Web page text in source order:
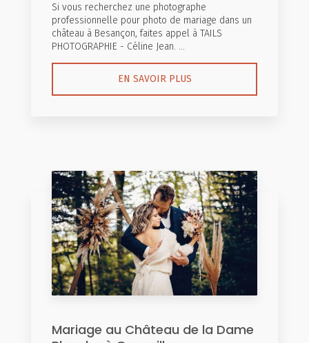
Si vous recherchez une photographe
professionnelle pour photo de mariage dans un
château à Besançon, faites appel à TAILS
PHOTOGRAPHIE - Céline Jean. ...
EN SAVOIR PLUS
Mariage au Château de la Dame